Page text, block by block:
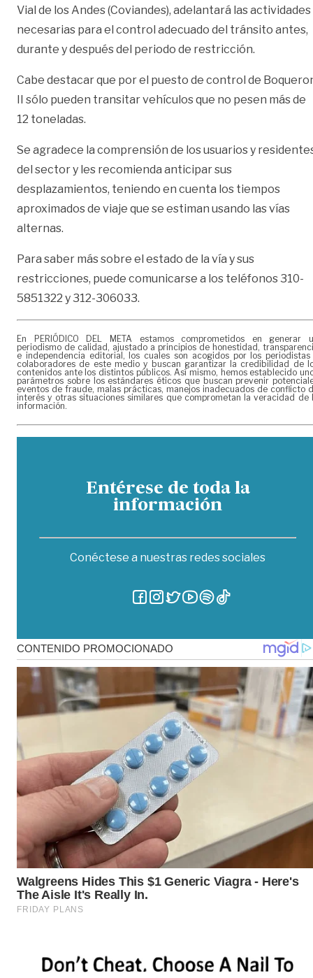
Vial de los Andes (Coviandes), adelantará las actividades
necesarias para el control adecuado del tránsito antes,
durante y después del periodo de restricción.
Cabe destacar que por el puesto de control de
II sólo pueden transitar vehículos que no pesen más de
12 toneladas.
Se agradece la comprensión de los usuarios y
del sector y les recomienda anticipar sus
desplazamientos, teniendo en cuenta los tiempos
aproximados de viaje que se estiman usando las vías
alternas.
Para saber más sobre el estado de la vía y sus
restricciones, puede comunicarse a los teléfonos 310-
5851322 y 312-306033.
En PERIÓDICO DEL META estamos comprometidos en generar
periodismo de calidad, ajustado a principios de honestidad,
e independencia editorial, los cuales son acogidos por los periodistas
colaboradores de este medio y buscan garantizar la credibilidad de
contenidos ante los distintos públicos. Así mismo, hemos establecido
parámetros sobre los estándares éticos que buscan prevenir
eventos de fraude, malas prácticas, manejos inadecuados de conflicto
interés y otras situaciones similares que comprometan la veracidad de
información.
Entérese de toda la
información
Conéctese a nuestras redes sociales